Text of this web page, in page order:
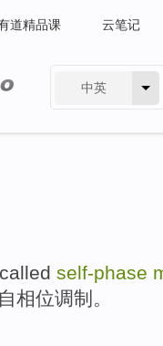
道精品课 云笔记
中英
self-phase
自相位调制 。